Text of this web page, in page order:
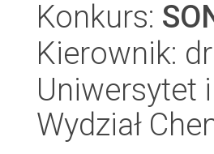
Konkurs:
Kierownik:
Uniwersytet
Wydział